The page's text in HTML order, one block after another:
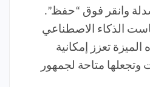
وانقر فوق “حفظ”.
الذكاء الاصطناعي
الميزة تعزز إمكانية
وتجعلها متاحة لجمهور